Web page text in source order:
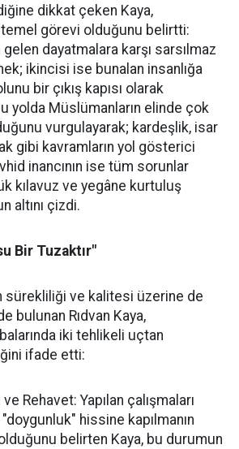
dikkat çeken Kaya,
temel görevi olduğunu belirtti:
gelen dayatmalara karşı sarsılmaz
ikincisi ise bunalan insanlığa
bir çıkış kapısı olarak
yolda Müslümanların elinde çok
vurgulayarak; kardeşlik, isar
gibi kavramların yol gösterici
inancının ise tüm sorunlar
kılavuz ve yegâne kurtuluş
altını çizdi.
Bir Tuzaktır"
sürekliliği ve kalitesi üzerine de
bulunan Rıdvan Kaya,
iki tehlikeli uçtan
ifade etti:
Rehavet: Yapılan çalışmaları
hissine kapılmanın
belirten Kaya, bu durumun